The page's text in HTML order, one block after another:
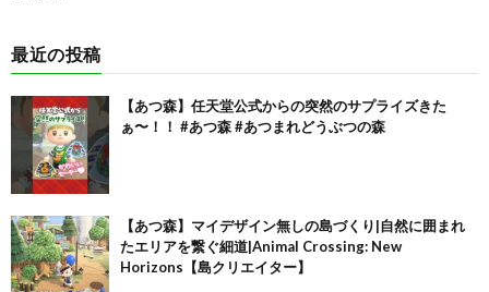
最近の投稿
【あつ森】任天堂公式からの突然のサプライズきた
ぁ〜！！ #あつ森 #あつまれどうぶつの森
【あつ森】マイデザイン無しの島づくり|自然に囲まれ
たエリアを繋ぐ細道|Animal Crossing: New
Horizons【島クリエイター】